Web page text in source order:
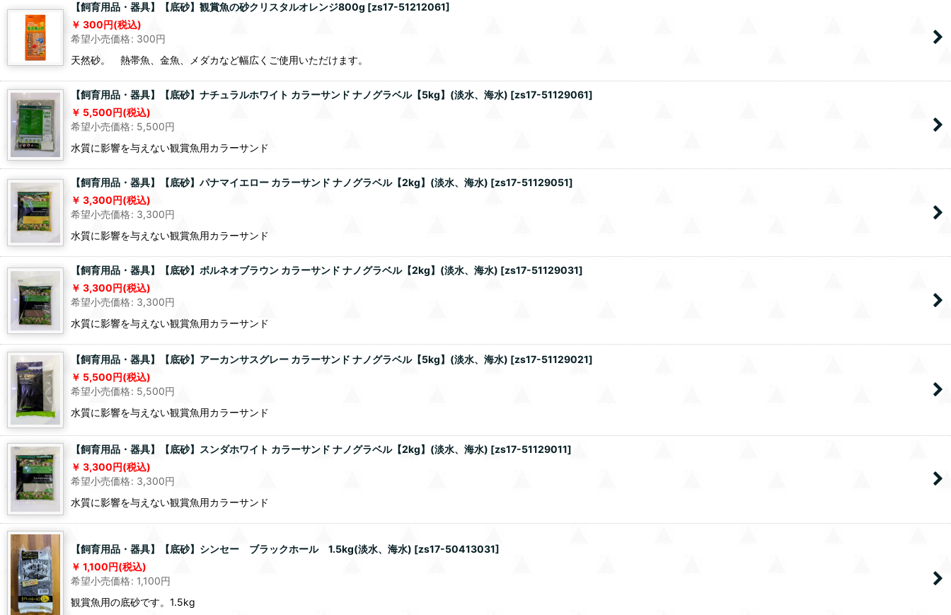
【飼育用品・器具】【底砂】観賞魚の砂クリスタルオレンジ800g [zs17-51212061]
300円(税込)
希望小売価格: 300円
天然砂。 熱帯魚、金魚、メダカなど幅広くご使用いただけます。
【飼育用品・器具】【底砂】ナチュラルホワイト カラーサンド ナノグラベル【5kg】(淡水、海水) [zs17-51129061]
5,500円(税込)
希望小売価格: 5,500円
水質に影響を与えない観賞魚用カラーサンド
【飼育用品・器具】【底砂】パナマイエロー カラーサンド ナノグラベル【2kg】(淡水、海水) [zs17-51129051]
3,300円(税込)
希望小売価格: 3,300円
水質に影響を与えない観賞魚用カラーサンド
【飼育用品・器具】【底砂】ボルネオブラウン カラーサンド ナノグラベル【2kg】(淡水、海水) [zs17-51129031]
3,300円(税込)
希望小売価格: 3,300円
水質に影響を与えない観賞魚用カラーサンド
【飼育用品・器具】【底砂】アーカンサスグレー カラーサンド ナノグラベル【5kg】(淡水、海水) [zs17-51129021]
5,500円(税込)
希望小売価格: 5,500円
水質に影響を与えない観賞魚用カラーサンド
【飼育用品・器具】【底砂】スンダホワイト カラーサンド ナノグラベル【2kg】(淡水、海水) [zs17-51129011]
3,300円(税込)
希望小売価格: 3,300円
水質に影響を与えない観賞魚用カラーサンド
【飼育用品・器具】【底砂】シンセー ブラックホール 1.5kg(淡水、海水) [zs17-50413031]
1,100円(税込)
希望小売価格: 1,100円
観賞魚用の底砂です。1.5kg